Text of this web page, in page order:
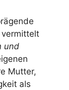
vermittelt
und
Mutter,
als